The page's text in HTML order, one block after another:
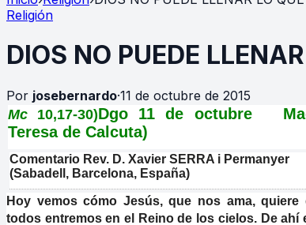
Religión
DIOS NO PUEDE
Por josebernardo·11 de octubre de 2015
Mc 10,17-30)Dgo 11 de octubre
Teresa de Calcuta)
Comentario Rev. D. Xavier SERRA i Permanyer
(Sabadell, Barcelona, España)
Hoy vemos cómo Jesús, que nos ama, quiere
todos entremos en el Reino de los cielos. De ahí